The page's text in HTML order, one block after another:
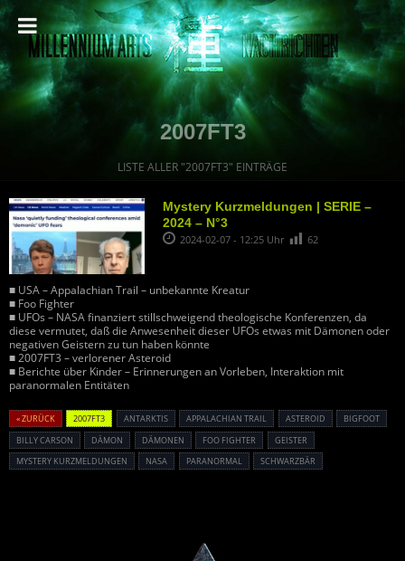
2007FT3
LISTE ALLER "2007FT3" EINTRÄGE
Mystery Kurzmeldungen | SERIE –
2024 – N°3
2024-02-07 - 12:25 Uhr 62
■ USA – Appalachian Trail – unbekannte Kreatur
■ Foo Fighter
■ UFOs – NASA finanziert stillschweigend theologische Konferenzen, da
diese vermutet, daß die Anwesenheit dieser UFOs etwas mit Dämonen oder
negativen Geistern zu tun haben könnte
■ 2007FT3 – verlorener Asteroid
■ Berichte über Kinder – Erinnerungen an Vorleben, Interaktion mit
paranormalen Entitäten
« ZURÜCK 2007FT3 ANTARKTIS APPALACHIAN TRAIL ASTEROID
BIGFOOT
BILLY CARSON
DÄMON DÄMONEN FOO FIGHTER
GEISTER
MYSTERY KURZMELDUNGEN
NASA PARANORMAL SCHWARZBÄR